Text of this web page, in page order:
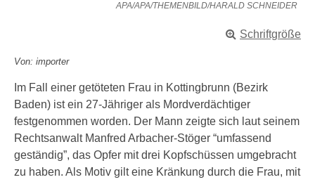
APA/APA/THEMENBILD/HARALD SCHNEIDER
Schriftgröße
Von: importer
Im Fall einer getöteten Frau in Kottingbrunn (Bezirk
Baden) ist ein 27-Jähriger als Mordverdächtiger
festgenommen worden. Der Mann zeigte sich laut seinem
Rechtsanwalt Manfred Arbacher-Stöger “umfassend
geständig”, das Opfer mit drei Kopfschüssen umgebracht
zu haben. Als Motiv gilt eine Kränkung durch die Frau, mit